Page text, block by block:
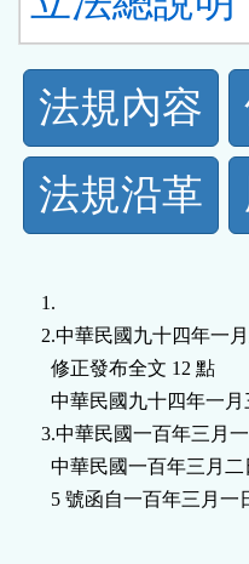
法
規
功
按
鈕
區
法規內容
法規沿革
1.
2.中華民國九十四年一
  修正發布全文 12 點
中華民國九十四年一
3.中華民國一百年三月
中華民國一百年三月
5 號函自一百年三月一